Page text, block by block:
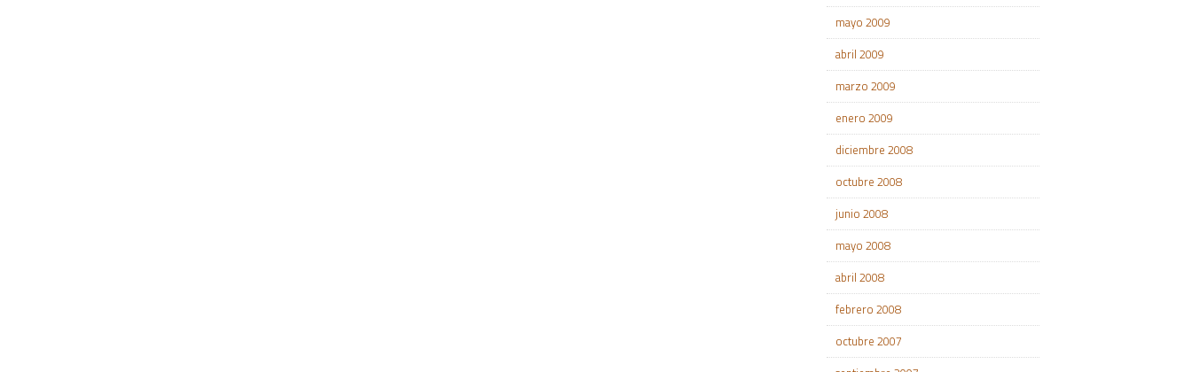
mayo 2009
abril 2009
marzo 2009
enero 2009
diciembre 2008
octubre 2008
junio 2008
mayo 2008
abril 2008
febrero 2008
octubre 2007